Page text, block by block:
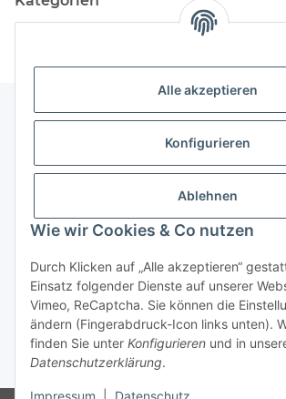
Alle akzeptieren
Konfigurieren
Ablehnen
Wie wir Cookies & Co nutzen
Durch Klicken auf „Alle akzeptieren“
Einsatz folgender Dienste auf unserer
Vimeo, ReCaptcha. Sie können die
ändern (Fingerabdruck-Icon links unten).
finden Sie unter Konfigurieren und in
Datenschutzerklärung.
Impressum Datenschutz
Gesetzliche Informationen
Vertrag widerrufen
* Alle Preise inkl. gesetzlicher USt., zzgl.